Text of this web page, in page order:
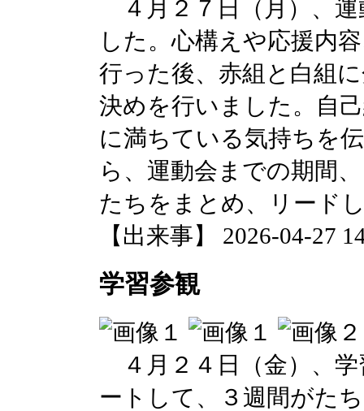
４月２７日（月）、
した。心構えや応援内
行った後、赤組と白組
決めを行いました。自
に満ちている気持ちを
ら、運動会までの期間
たちをまとめ、リード
【出来事】 2026-04-27
学習参観
４月２４日（金）、
ートして、３週間がた